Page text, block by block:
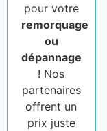
pour votre
remorquage
ou
dépannage
! Nos
partenaires
offrent un
prix juste